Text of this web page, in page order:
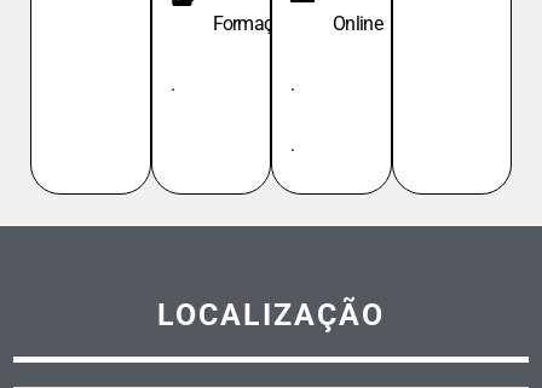
Formação
.
Online
.
.
LOCALIZAÇÃO